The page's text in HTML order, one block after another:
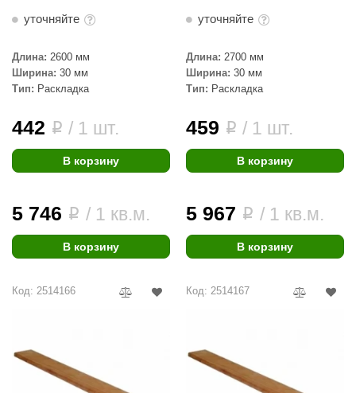
Термо
уточняйте
Длина: 2600 мм
Ширина: 30 мм
Тип: Раскладка
442 i / 1 шт.
В корзину
5 746 i / 1 кв.м.
В корзину
уточняйте
Длина: 2700 мм
Ширина: 30 мм
Тип: Раскладка
459 i / 1 шт.
В корзину
5 967 i / 1 кв.м.
В корзину
Код: 2514166 Код: 2514167